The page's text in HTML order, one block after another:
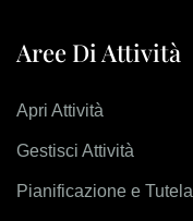
Aree Di Attività
Apri Attività
Gestisci Attività
Pianificazione e Tutela